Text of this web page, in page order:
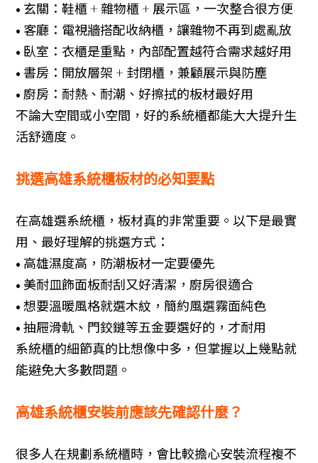
• 玄關：鞋櫃 + 雜物櫃 + 展示區，一次整合很方便
• 客廳：電視牆搭配收納櫃，讓雜物不再到處亂放
• 臥室：衣櫃是重點，內部配置越符合需求越好用
• 書房：開放層架 + 封閉櫃，兼顧展示與防塵
• 廚房：耐熱、耐潮、好擦拭的板材最好用
不論大空間或小空間，好的系統櫃都能大大提升生
活舒適度。
挑選高雄系統櫃板材的必知要點
在高雄選系統櫃，板材真的非常重要。以下是最實
用、最好理解的挑選方式：
• 高雄濕度高，防潮板材一定要優先
• 美耐皿飾面板耐刮又好清潔，廚房很適合
• 想要溫暖風格就選木紋，簡約風選霧面純色
• 抽屜滑軌、門鉸鏈等五金要選好的，才耐用
系統櫃的細節真的比想像中多，但掌握以上幾點就
能避免大多數問題。
高雄系統櫃安裝前應該先確認什麼？
很多人在規劃系統櫃時，會比較擔心安裝流程複不